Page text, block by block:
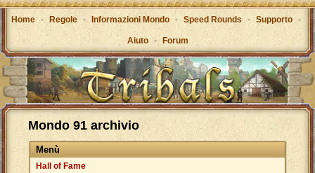
Home - Regole - Informazioni Mondo - Speed Rounds - Supporto -
Aiuto - Forum
Mondo 91 archivio
Menù
Hall of Fame